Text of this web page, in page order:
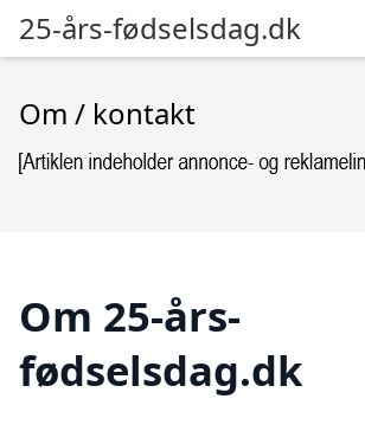
25-års-fødselsdag.dk
Om / kontakt
Om 25-års-
fødselsdag.dk